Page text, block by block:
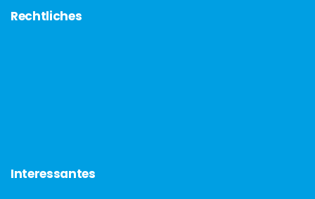
Rechtliches
Interessantes